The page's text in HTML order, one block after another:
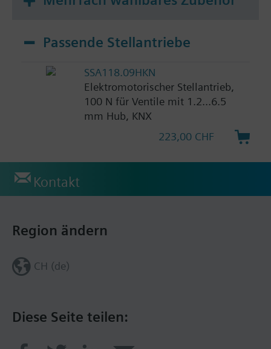
Passende Stellantriebe
SSA118.09HKN
Elektromotorischer Stellantrieb,
100 N für Ventile mit 1.2...6.5
mm Hub, KNX
223,00 CHF
Kontakt
Diese Seite teilen:
Region ändern
CH (de)